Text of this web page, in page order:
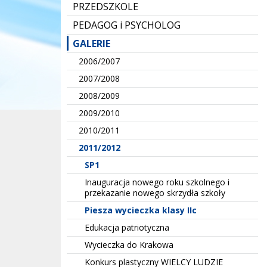
PRZEDSZKOLE
PEDAGOG i PSYCHOLOG
GALERIE
2006/2007
2007/2008
2008/2009
2009/2010
2010/2011
2011/2012
SP1
Inauguracja nowego roku szkolnego i
przekazanie nowego skrzydła szkoły
Piesza wycieczka klasy IIc
Edukacja patriotyczna
Wycieczka do Krakowa
Konkurs plastyczny WIELCY LUDZIE